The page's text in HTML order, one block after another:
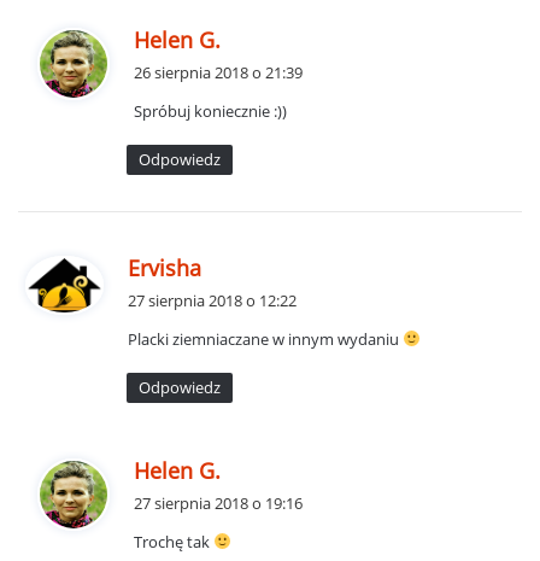
Helen G.
z
e
:
26 sierpnia 2018 o 21:39
Spróbuj koniecznie :))
Odpowiedz
Ervisha
z
e
:
27 sierpnia 2018 o 12:22
Placki ziemniaczane w innym wydaniu
Odpowiedz
Helen G.
z
27 sierpnia 2018 o 19:16
Trochę tak